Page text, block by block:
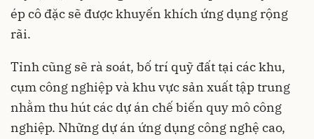
ép cô đặc sẽ được khuyến khích ứng dụng rộng
rãi.
Tỉnh cũng sẽ rà soát, bố trí quỹ đất tại các khu,
cụm công nghiệp và khu vực sản xuất tập trung
nhằm thu hút các dự án chế biến quy mô công
nghiệp. Những dự án ứng dụng công nghệ cao,